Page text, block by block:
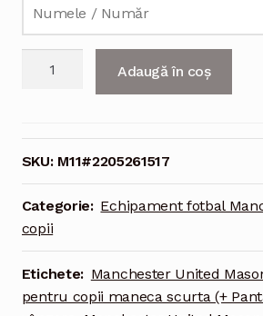
Tricou
2022
Adaugă în coș
SKU: M11#2205261517
Categorie: Echipament fotbal
copii
Etichete: Manchester United
pentru copii maneca scurta (+